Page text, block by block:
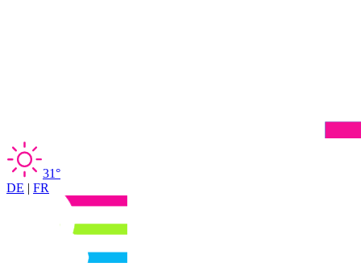
31°
DE | FR